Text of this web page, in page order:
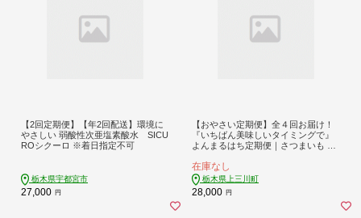
【2回定期便】【年2回配送】環境に
やさしい 弱酸性次亜塩素酸水 SICU
ROシクーロ ※着日指定不可
栃木県宇都宮市
27,000 円
【おやさい定期便】全４回お届け！
『いちばん美味しいタイミングで』
よんまるはち定期便｜さつまいも ブ
旬 野菜
在庫なし
栃木県上三川町
28,000 円